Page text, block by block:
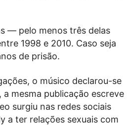
— pelo menos três delas
1998 e 2010. Caso seja
de prisão.
o músico declarou-se
mesma publicação escreve
surgiu nas redes sociais
a ter relações sexuais com